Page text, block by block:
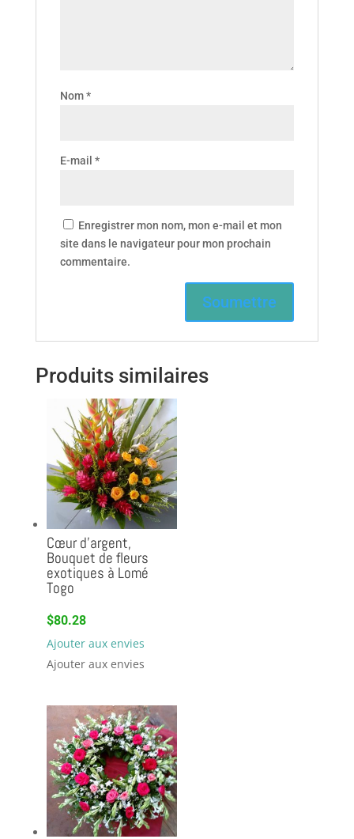
Nom*
E-mail *
Enregistrer mon nom, mon e-mail et mon
site dans le navigateur pour mon prochain
commentaire.
Produits similaires
Cœur d’argent,
Bouquet de fleurs
exotiques à Lomé
Togo
$80.28
Ajouter aux envies
Ajouter aux envies